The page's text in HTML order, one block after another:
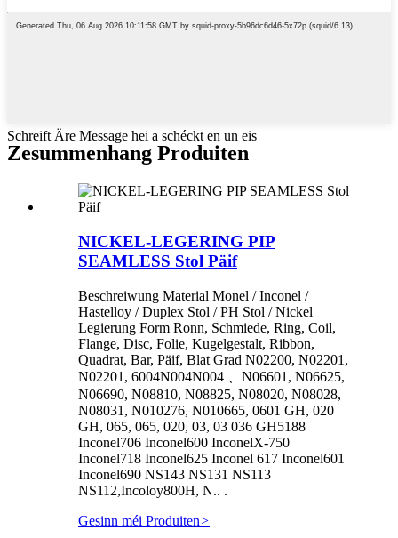
Schreift Äre Message hei a schéckt en un eis
Zesummenhang Produiten
NICKEL-LEGERING PIP
SEAMLESS Stol Päif
Beschreiwung Material Monel / Inconel /
Hastelloy / Duplex Stol / PH Stol / Nickel
Legierung Form Ronn, Schmiede, Ring, Coil,
Flange, Disc, Folie, Kugelgestalt, Ribbon,
Quadrat, Bar, Päif, Blat Grad N02200, N02201,
N02201, 6004N004N004 、N06601, N06625,
N06690, N08810, N08825, N08020, N08028,
N08031, N010276, N010665, 0601 GH, 020
GH, 065, 065, 020, 03, 03 036 GH5188
Inconel706 Inconel600 InconelX-750
Inconel718 Inconel625 Inconel 617 Inconel601
Inconel690 NS143 NS131 NS113
NS112,Incoloy800H, N.. .
Gesinn méi Produiten>